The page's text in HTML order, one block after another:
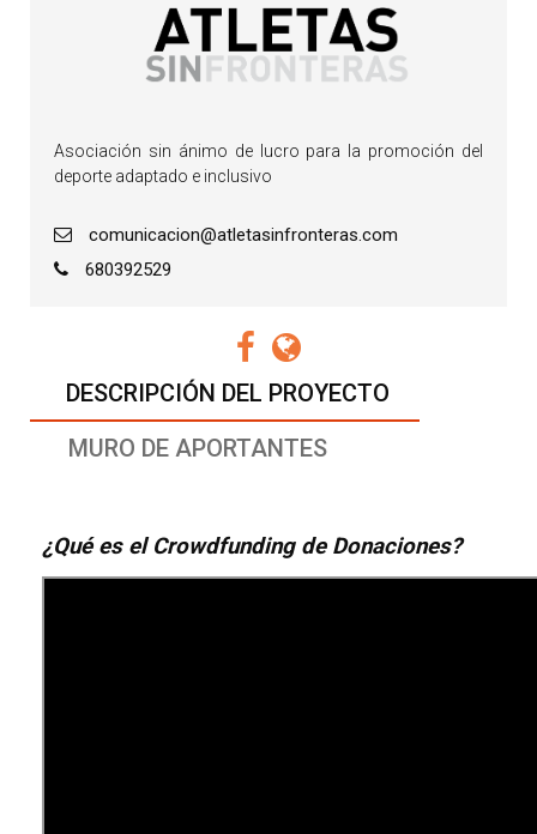
DESCRIPCIÓN DEL PROYECTO
MURO DE APORTANTES
¿Qué es el Crowdfunding de Donaciones?
Asociación sin ánimo de lucro para la promoción del
deporte adaptado e inclusivo
comunicacion@atletasinfronteras.com
680392529